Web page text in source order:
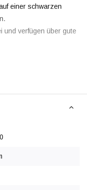
einer schwarzen
und verfügen über gute